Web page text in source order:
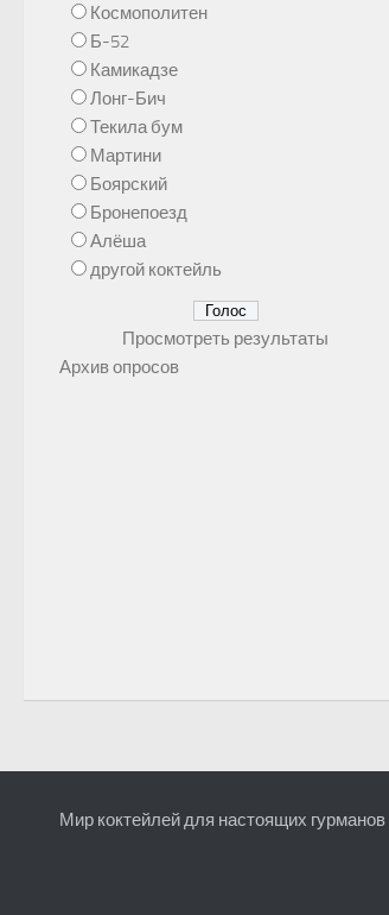
Космополитен
Б-52
Камикадзе
Лонг-Бич
Текила бум
Мартини
Боярский
Бронепоезд
Алёша
другой коктейль
Просмотреть результаты
Архив опросов
Мир коктейлей для настоящих гурманов